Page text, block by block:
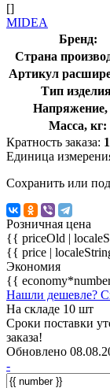
[]
MIDEA
Бренд:
Страна
Артикул
Тип
Масса, кг:
Кратность заказа: 1
Единица
Сохранить или
Розничная цена
{{ priceOld |
{{ price |
Экономия
{{
Нашли дешевле?
На складе 10 шт
Сроки поставки
заказа!
Обновлено
-